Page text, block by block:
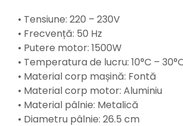
Ciocan
Clești
Dălți pentru Lemn
Menghine
Scule pentru Gresie și Sticlă
Scule pentru grădină
Suflantă frunze
• Tensiune: 220 – 230V
• Frecvență: 50 Hz
• Putere motor: 1500W
• Temperatura de lucru: 10°C –
• Material corp mașină: Fontă
• Material corp motor: Aluminiu
• Material pâlnie: Metalică
• Diametru pâlnie: 26.5 cm